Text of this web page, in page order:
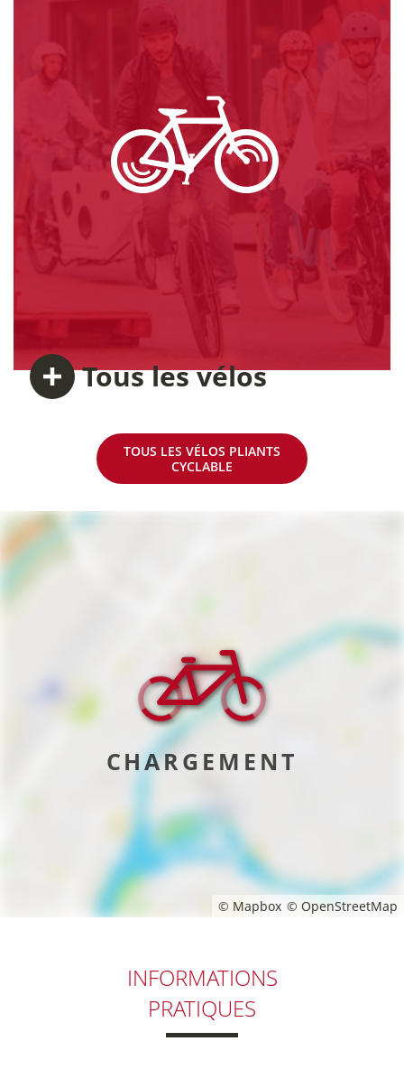
Tousles vélos
TOUS LES VÉLOS PLIANTS
CYCLABLE
© Mapbox © OpenStreetMap
CHARGEMENT
INFORMATIONS
PRATIQUES